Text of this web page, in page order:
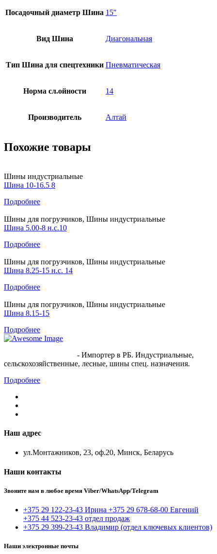
Посадочный диаметр Шина 15"
Вид Шина Диагональная
Тип Шина для спецтехники Пневматическая
Норма сл.ойности 14
Производитель Алтай
Похожие товары
Шины индустриальные
Шина 10-16.5 8
Подробнее
Шины для погрузчиков, Шины индустриальные
Шина 5.00-8 н.с.10
Подробнее
Шины для погрузчиков, Шины индустриальные
Шина 8.25-15 н.с. 14
Подробнее
Шины для погрузчиков, Шины индустриальные
Шина 8.15-15
Подробнее
- Импортер в РБ. Индустриальные,
сельскохозяйственные, лесные, шины спец. назначения.
Подробнее
Наш адрес
ул.Монтажников, 23, оф.20, Минск, Беларусь
Наши контакты
Звоните нам в любое время Viber/WhatsApp/Telegram
+375 29 122-23-43 Ирина +375 29 678-68-00 Евгений
+375 44 523-23-43 отдел продаж
+375 29 399-23-43 Владимир (отдел ключевых клиентов)
Наши электронные почты